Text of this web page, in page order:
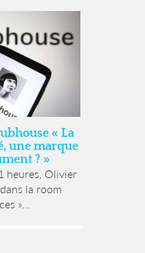
« La
une marque
? »
heures, Olivier
la room
»...